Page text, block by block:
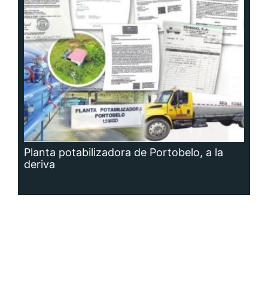
Planta potabilizadora de Portobelo, a la
deriva